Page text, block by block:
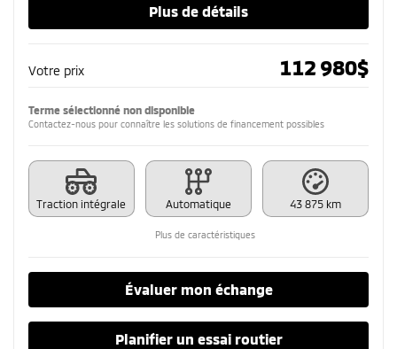
Plus de détails
Votre prix 112 980$
Terme sélectionné non disponible
Contactez-nous pour connaître les solutions de financement possibles
Traction intégrale Automatique 43 875 km
Plus de caractéristiques
Évaluer mon échange
Planifier un essai routier